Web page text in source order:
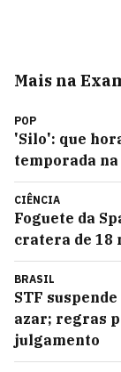
Mais na
POP
'Silo': que
temporada
CIÊNCIA
Foguete da
cratera de 18
BRASIL
STF
azar; regras
julgamento